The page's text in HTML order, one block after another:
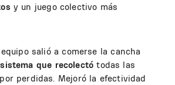
y un juego colectivo más
salió a comerse la cancha
que recolectó todas las
perdidas. Mejoró la efectividad